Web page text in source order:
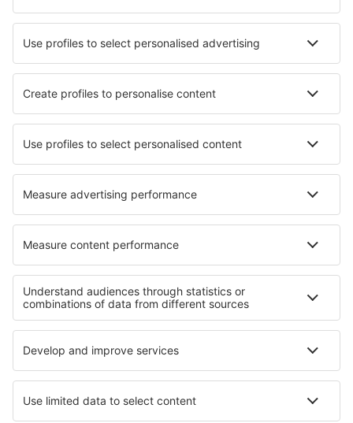
Beste hotels - steden
Hotels in Sohren Hotels in Castelli Calepio
Hotels in Selma Hotels in Achill Sound
Hotels in Higashiagatsuma Hotels Kamala
Hotels in Playa Larga Hotels Mooresville
Beste hotels - regio's
Hotels in Pembrokeshire Hotels in Engeland
Hotels in Torbay Hotels op de Kanaaleilanden
Hotels in het Verenigd Koninkrijk Hotels in Amazonas
Hotels in California Hotels in Los Padres National Forest
Hotels in Alsace Hotels op Sardinië